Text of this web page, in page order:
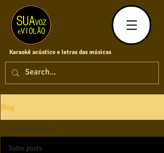
Karaokê acústico e letras das músicas
Blog
Todos posts
Violão Solo